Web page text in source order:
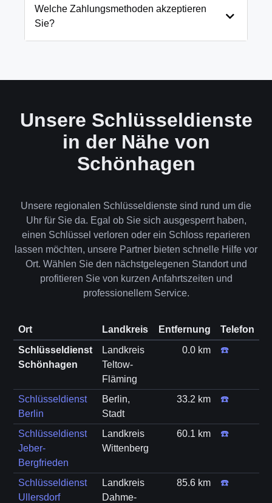
und öffnen Ihre Tür in 99% der Fälle
zerstörungsfrei. Nur in absoluten Ausnahmefällen,
Welche Zahlungsmethoden akzeptieren
Sie?
Unsere Schlüsseldienste
in der Nähe von
Schönhagen
Unsere regionalen Schlüsseldienste sind rund um die
Uhr für Sie da. Egal ob Sie sich ausgesperrt haben,
einen Schlüssel verloren oder ein Schloss reparieren
lassen möchten, unsere Partner bieten schnelle Hilfe vor
Ort. Wählen Sie den nächstgelegenen Standort und
profitieren Sie von kurzen Anfahrtszeiten und
professionellem Service.
Ort Landkreis Entfernung
Telefon
Schlüsseldienst
Schönhagen
Landkreis
Teltow-
Fläming
0.0 km ☎️
Schlüsseldienst
Berlin
Berlin,
Stadt
33.2 km ☎️
Schlüsseldienst
Jeber-
Bergfrieden
Landkreis
Wittenberg
60.1 km ☎️
Schlüsseldienst
Ullersdorf
Landkreis
Dahme-
85.6 km ☎️